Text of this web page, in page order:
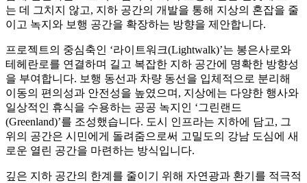
는 데 그치지 않고, 지하 공간의 개발을 통해 지상의 혼잡을 줄
이고 녹지와 보행 공간을 확장하는 방향을 제안합니다.
프로젝트의 중심축인 ‘라이트워크(Lightwalk)’는 봉은사로와
테헤란로를 연결하며 길고 복잡한 지하 공간에 명확한 방향성
을 부여합니다. 보행 동선과 차량 동선을 입체적으로 분리해
이동의 편의성과 안전성을 높였으며, 지상에는 다양한 행사와
일상적인 휴식을 수용하는 공공 녹지인 ‘그린랜드
(Greenland)’를 조성했습니다. 도시 인프라는 지하에 담고, 그
위의 공간은 시민에게 돌려줌으로써 고밀도의 강남 도심에 새
로운 열린 공간을 마련하는 방식입니다.
깊은 지하 공간의 한계를 줄이기 위해 자연광과 환기를 적극적